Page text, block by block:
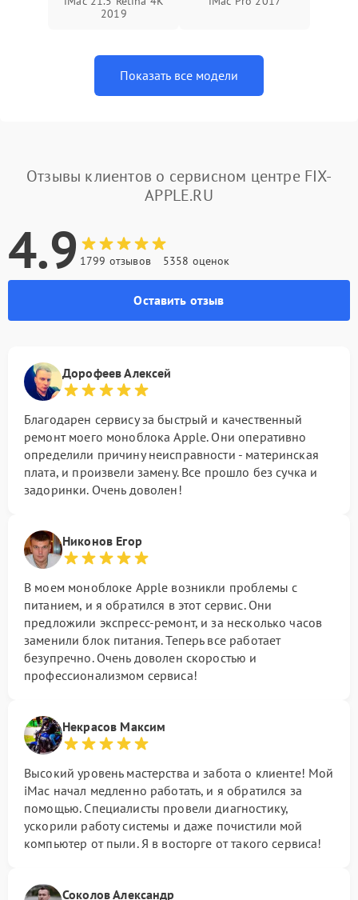
2019
Показать все модели
Отзывы клиентов о сервисном центре FIX-
APPLE.RU
4.9 1799 отзывов 5358 оценок
Оставить отзыв
Дорофеев Алексей
Благодарен сервису за быстрый и качественный
ремонт моего моноблока Apple. Они оперативно
определили причину неисправности - материнская
плата, и произвели замену. Все прошло без сучка и
задоринки. Очень доволен!
Никонов Егор
В моем моноблоке Apple возникли проблемы с
питанием, и я обратился в этот сервис. Они
предложили экспресс-ремонт, и за несколько часов
заменили блок питания. Теперь все работает
безупречно. Очень доволен скоростью и
профессионализмом сервиса!
Некрасов Максим
Высокий уровень мастерства и забота о клиенте! Мой
iMac начал медленно работать, и я обратился за
помощью. Специалисты провели диагностику,
ускорили работу системы и даже почистили мой
компьютер от пыли. Я в восторге от такого сервиса!
Соколов Александр